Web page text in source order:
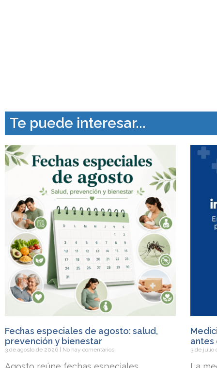
Te puede interesar...
Fechas especiales de agosto: salud,
prevención y bienestar
3 de agosto de 2026 No hay comentarios
antes
3 de julio